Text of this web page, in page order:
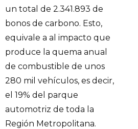
un total de 2.341.893 de
bonos de carbono. Esto,
equivale a al impacto que
produce la quema anual
de combustible de unos
280 mil vehículos, es decir,
el 19% del parque
automotriz de toda la
Región Metropolitana.